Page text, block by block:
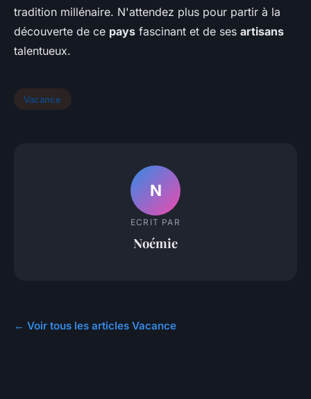
tradition millénaire. N'attendez plus pour partir à la
découverte de ce pays fascinant et de ses artisans
talentueux.
Vacance
N
ECRIT PAR
Noémie
← Voir tous les articles Vacance